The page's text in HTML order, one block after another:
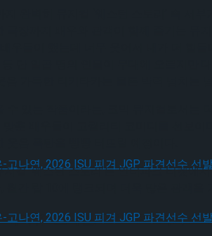
지유-고나연, 2026 ISU 피겨 JGP
완벽히 뮤지컬 ‘웨스턴 스토리’ 속
극장까지 배우와 관객이 함께 즐기는
우들이 했는데 너무 웃어서 내가 더 힘
가득한 티키타카는 물론 박력 넘치는
춘 배우들이 고퀄리티 코미디를 선보
음 폭탄을 빵빵 터뜨릴 예정이다.
컬 ‘웨스턴 스토리’는 인터파크 티켓